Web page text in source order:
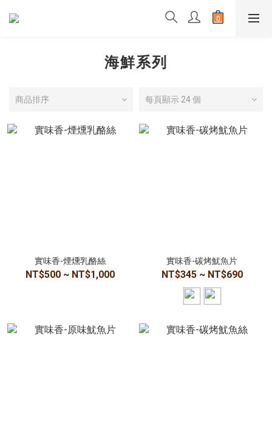
海鮮系列
商品排序 每頁顯示 24 個
實味香-煙燻乳酪絲
NT$500 ~ NT$1,000
實味香-碳烤魷魚片
NT$345 ~ NT$690